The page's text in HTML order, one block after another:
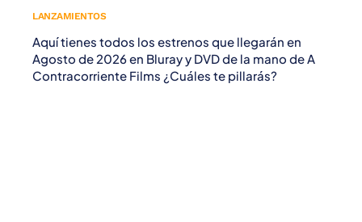
LANZAMIENTOS
Aquí tienes todos los estrenos que llegarán en
Agosto de 2026 en Bluray y DVD de la mano de A
Contracorriente Films ¿Cuáles te pillarás?